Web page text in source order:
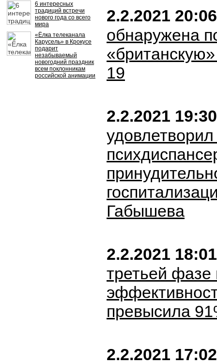
6 интересных
традиций встречи
нового года со всего
мира
«Ёлка телеканала
Карусель» в Крокусе
подарит
незабываемый
новогодний праздник
всем поклонникам
российской анимации
2.2.2021 20:06
обнаружена
19
2.2.2021 19:30
удовлетворил
Габышева
2.2.2021 18:01
третьей фазе
превысила
2.2.2021 17:02